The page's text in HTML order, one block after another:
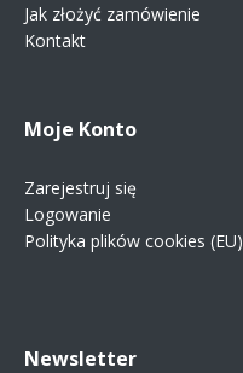
Jak złożyć zamówienie
Kontakt
Moje Konto
Zarejestruj się
Logowanie
Polityka plików cookies (EU)
Newsletter